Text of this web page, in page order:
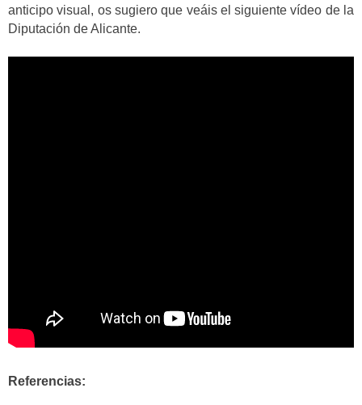
anticipo visual, os sugiero que veáis el siguiente vídeo de la
Diputación de Alicante.
Referencias: